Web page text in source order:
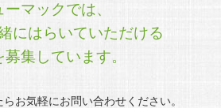
ーマックでは、
にはらいていただける
集しています。
お気軽にお問い合わせください。